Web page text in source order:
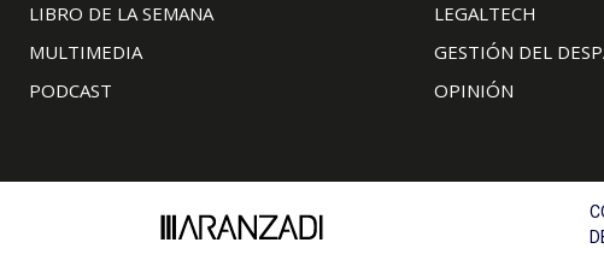
LIBRO DE LA SEMANA
MULTIMEDIA
PODCAST
LEGALTECH
GESTIÓN DEL
OPINIÓN